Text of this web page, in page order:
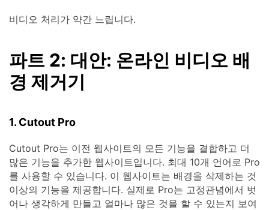
비디오 처리가 약간 느립니다.
파트 2: 대안: 온라인 비디오 배
경 제거기
1. Cutout Pro
Cutout Pro는 이전 웹사이트의 모든 기능을 결합하고 더
많은 기능을 추가한 웹사이트입니다. 최대 10개 언어로 Pro
를 사용할 수 있습니다. 이 웹사이트는 배경을 삭제하는 것
이상의 기능을 제공합니다. 실제로 Pro는 고정관념에서 벗
어나 생각하게 만들고 얼마나 많은 것을 할 수 있는지 보여